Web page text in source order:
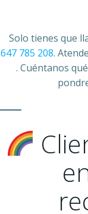
Solo tienes que
647 785 208.
. Cuéntanos